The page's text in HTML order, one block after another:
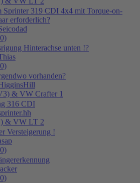
Sprinter 319 CDI 4x4 mit Torque-on-
erforderlich?
Hinterachse unten !?
vorhanden?
& VW Crafter 1
316 CDI
& VW LT 2
Versteigerung !